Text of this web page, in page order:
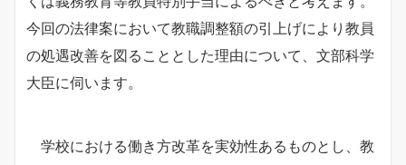
今回の法律案において教職調整額の引上げにより教員
の処遇改善を図ることとした理由について、文部科学
大臣に伺います。
学校における働き方改革を実効性あるものとし、教